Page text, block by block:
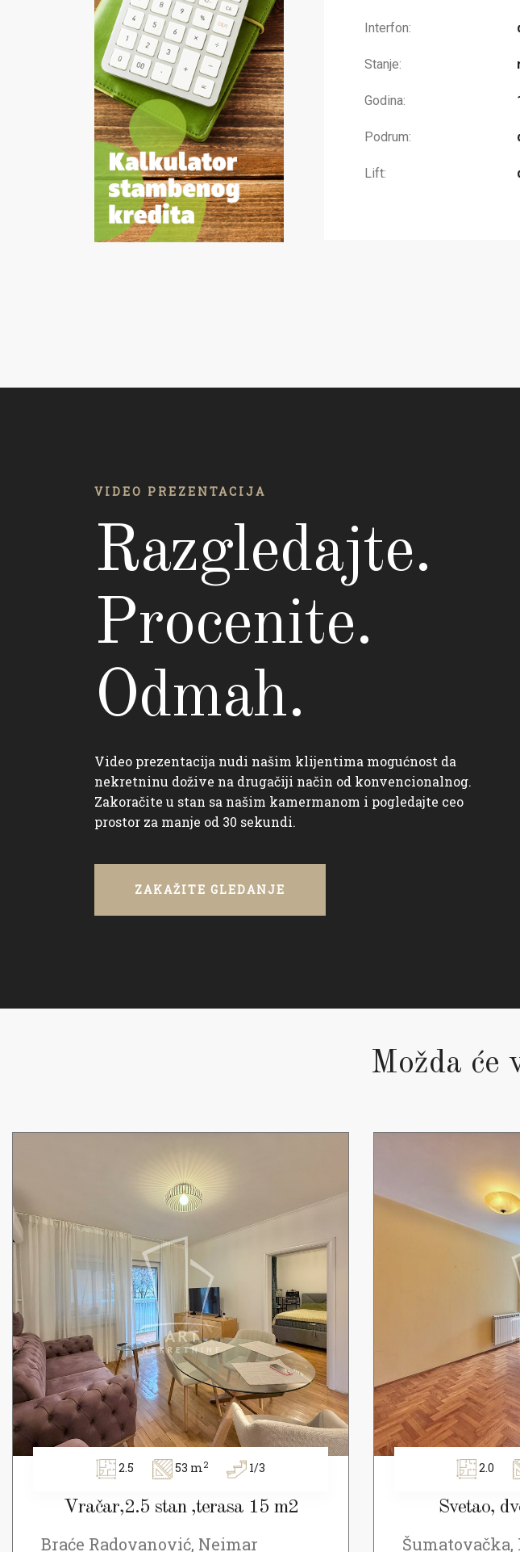
Interfon:
Stanje:
Godina:
Podrum:
Lift:
VIDEO PREZENTACIJA
Razgledajte.
Procenite.
Odmah.
Video prezentacija nudi našim klijentima mogućnost da
nekretninu dožive na drugačiji način od konvencionalnog.
Zakoračite u stan sa našim kamermanom i pogledajte ceo
prostor za manje od 30 sekundi.
ZAKAŽITE GLEDANJE
Možda će
2.5 53 m2 1/3
Vračar,2.5 stan ,terasa 15 m2
Braće Radovanović, Neimar
2.0
Svetao,
Šumatovačka,